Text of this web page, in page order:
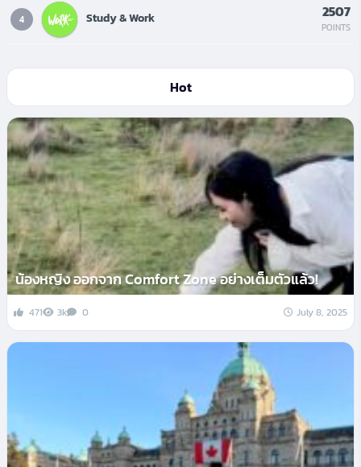
4 Study & Work 2507
POINTS
Hot
น้องหญิง ออกจาก Comfort Zone อย่างเต็มตัวแล้ว!
471 3k 0 July 8, 2025